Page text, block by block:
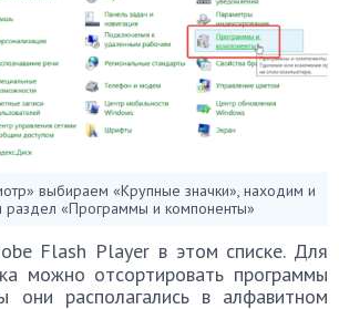
выбираем «Крупные значки», находим и
раздел «Программы и компоненты»
Flash Player в этом списке. Для
можно отсортировать программы
они располагались в алфавитном